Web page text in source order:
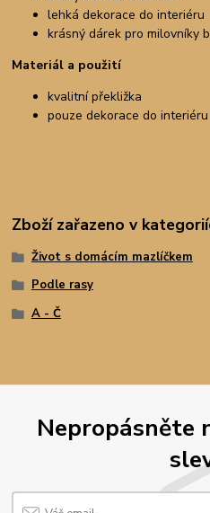
lehká dekorace do interiéru
krásný dárek pro milovníky
Materiál a použití
kvalitní překližka
pouze dekorace do interiéru
Zboží zařazeno v
Život s domácím mazlíčkem
Podle rasy
A - Č
Nepropásněte